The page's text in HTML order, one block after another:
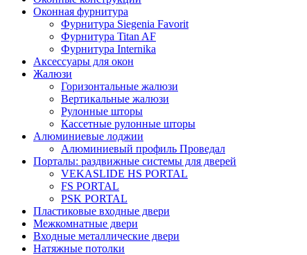
Оконная фурнитура
Фурнитура Siegenia Favorit
Фурнитура Titan AF
Фурнитура Internika
Аксессуары для окон
Жалюзи
Горизонтальные жалюзи
Вертикальные жалюзи
Рулонные шторы
Кассетные рулонные шторы
Алюминиевые лоджии
Алюминиевый профиль Проведал
Порталы: раздвижные системы для дверей
VEKASLIDE HS PORTAL
FS PORTAL
PSK PORTAL
Пластиковые входные двери
Межкомнатные двери
Входные металлические двери
Натяжные потолки